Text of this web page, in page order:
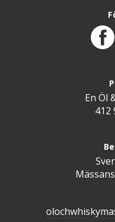
En Öl
412